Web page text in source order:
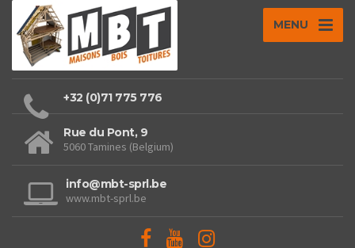
MENU
+32 (0)71 775 776
Rue du Pont, 9
5060 Tamines (Belgium)
info@mbt-sprl.be
www.mbt-sprl.be